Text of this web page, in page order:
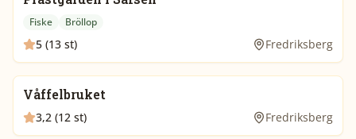
Fiske Bröllop
5 (13 st) Fredriksberg
Våffelbruket
3,2 (12 st) Fredriksberg